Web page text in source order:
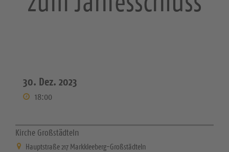
30. Dez. 2023
18:00
Kirche Großstädteln
Hauptstraße 217 Markkleeberg-Großstädteln